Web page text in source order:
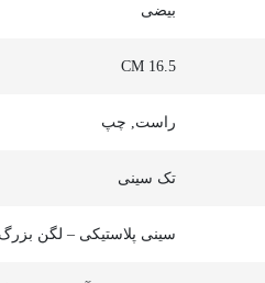
بیضی
16.5 CM
راست, چپ
تک سینی
سینی پلاستیکی – لگن